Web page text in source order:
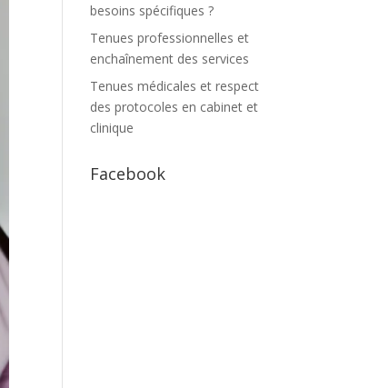
besoins spécifiques ?
Tenues professionnelles et
enchaînement des services
Tenues médicales et respect
des protocoles en cabinet et
clinique
Facebook